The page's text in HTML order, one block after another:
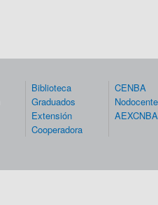
Biblioteca
Graduados
Extensión
Cooperadora
CENBA
AEXCNBA